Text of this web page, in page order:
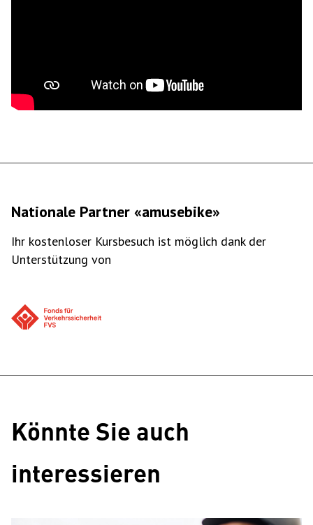
Nationale Partner «amusebike»
Ihr kostenloser Kursbesuch ist möglich dank der
Unterstützung von
Könnte Sie auch
interessieren